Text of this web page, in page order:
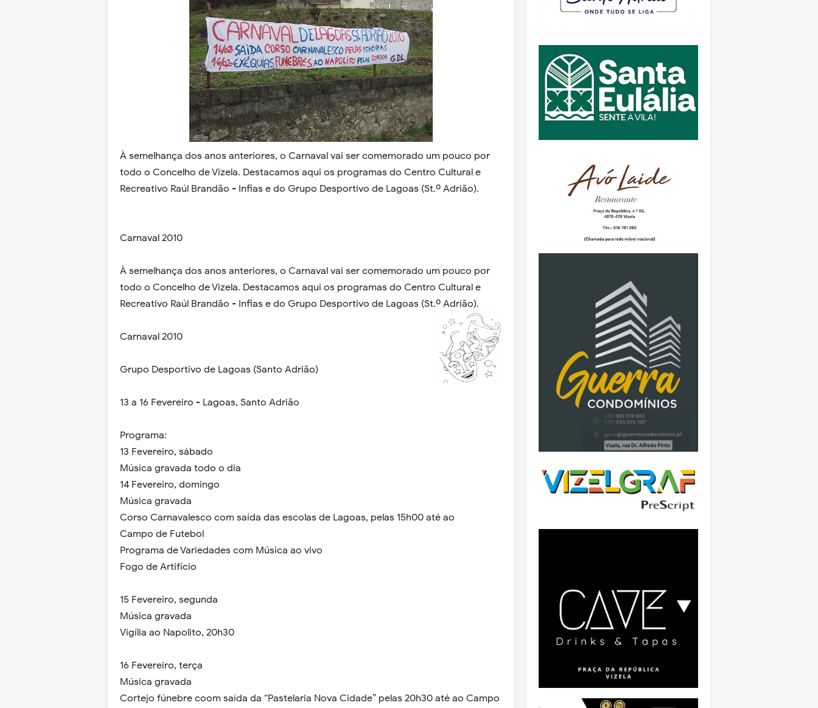
À semelhança dos anos anteriores, o Carnaval vai ser comemorado um pouco por
todo o Concelho de Vizela. Destacamos aqui os programas do Centro Cultural e
Recreativo Raúl Brandão - Infias e do Grupo Desportivo de Lagoas (St.º Adrião).
Carnaval 2010
À semelhança dos anos anteriores, o Carnaval vai ser comemorado um pouco por
todo o Concelho de Vizela. Destacamos aqui os programas do Centro Cultural e
Recreativo Raúl Brandão - Infias e do Grupo Desportivo de Lagoas (St.º Adrião).
Carnaval 2010
Grupo Desportivo de Lagoas (Santo Adrião)
13 a 16 Fevereiro - Lagoas, Santo Adrião
Programa:
13 Fevereiro, sábado
Música gravada todo o dia
14 Fevereiro, domingo
Música gravada
Corso Carnavalesco com saída das escolas de Lagoas, pelas 15h00 até ao
Campo de Futebol
Programa de Variedades com Música ao vivo
Fogo de Artifício
15 Fevereiro, segunda
Música gravada
Vigília ao Napolito, 20h30
16 Fevereiro, terça
Música gravada
Cortejo fúnebre coom saída da “Pastelaria Nova Cidade” pelas 20h30 até ao Campo